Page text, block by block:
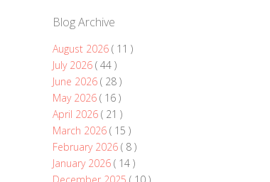
Blog Archive
August 2026 ( 11 )
July 2026 ( 44 )
June 2026 ( 28 )
May 2026 ( 16 )
April 2026 ( 21 )
March 2026 ( 15 )
February 2026 ( 8 )
January 2026 ( 14 )
December 2025 ( 10 )